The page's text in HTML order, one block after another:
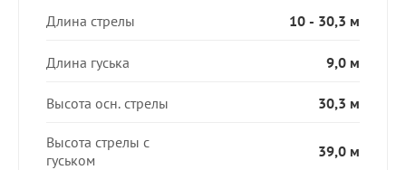
Длина стрелы 10 - 30,3 м
Длина гуська 9,0 м
Высота осн. стрелы 30,3 м
Высота стрелы с
гуськом
39,0 м